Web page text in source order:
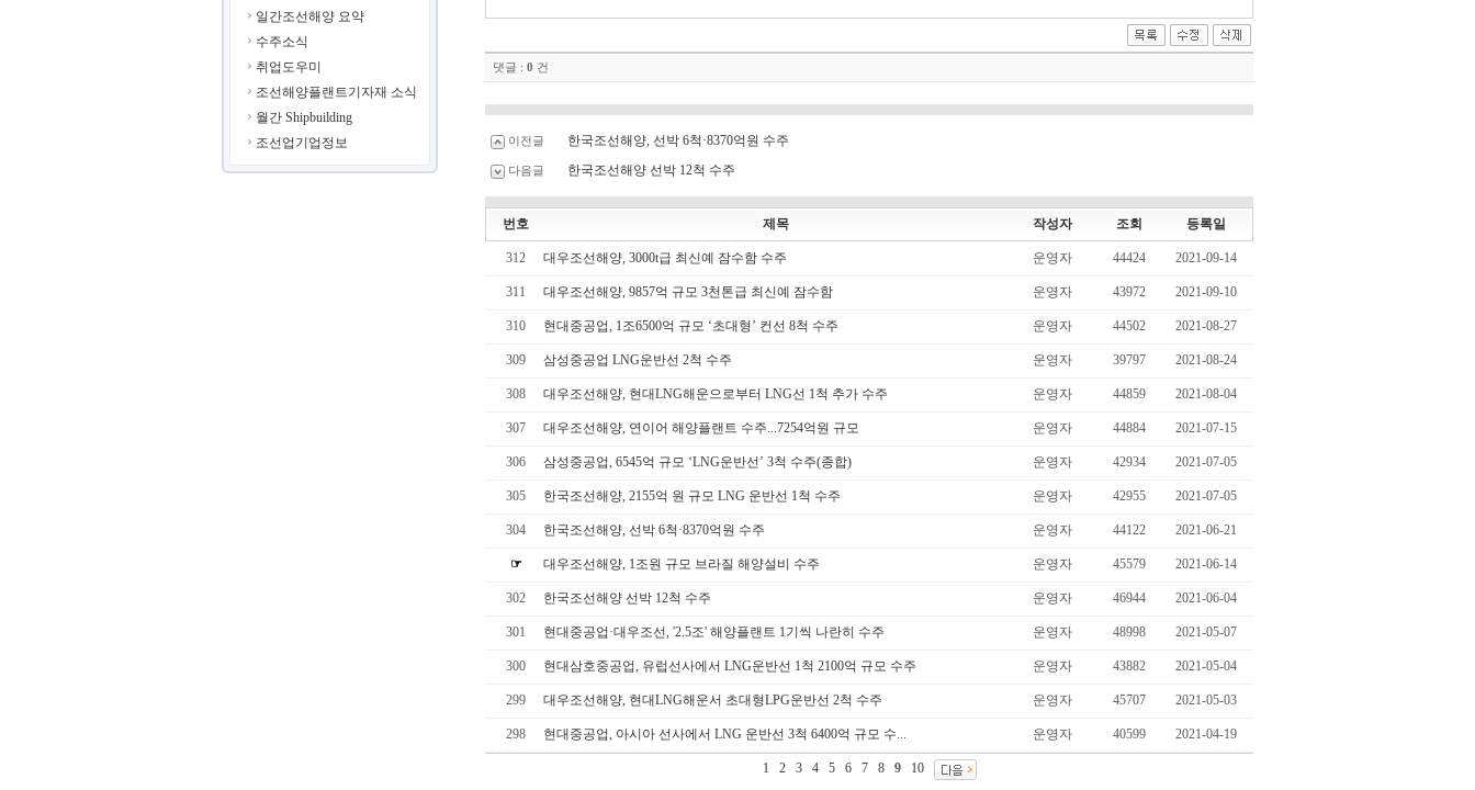
일간조선해양 요약
수주소식
취업도우미
조선해양플랜트기자재 소식
월간 Shipbuilding
조선업기업정보
댓글 : 0 건
이전글 한국조선해양, 선박 6척·8370억원 수주
다음글 한국조선해양 선박 12척 수주
번호 제목 작성자 조회 등록일
312 대우조선해양, 3000t급 최신예 잠수함 수주 운영자 44424 2021-09-14
311 대우조선해양, 9857억 규모 3천톤급 최신예 잠수함 운영자 43972 2021-09-10
310 현대중공업, 1조6500억 규모 ‘초대형’ 컨선 8척 수주 운영자 44502 2021-08-27
309 삼성중공업 LNG운반선 2척 수주 운영자 39797 2021-08-24
308 대우조선해양, 현대LNG해운으로부터 LNG선 1척 추가 수주 운영자 44859 2021-08-04
307 대우조선해양, 연이어 해양플랜트 수주...7254억원 규모 운영자 44884 2021-07-15
306 삼성중공업, 6545억 규모 ‘LNG운반선’ 3척 수주(종합) 운영자 42934 2021-07-05
305 한국조선해양, 2155억 원 규모 LNG 운반선 1척 수주 운영자 42955 2021-07-05
304 한국조선해양, 선박 6척·8370억원 수주 운영자 44122 2021-06-21
☞ 대우조선해양, 1조원 규모 브라질 해양설비 수주 운영자 45579 2021-06-14
302 한국조선해양 선박 12척 수주 운영자 46944 2021-06-04
301 현대중공업·대우조선, '2.5조' 해양플랜트 1기씩 나란히 수주 운영자 48998 2021-05-07
300 현대삼호중공업, 유럽선사에서 LNG운반선 1척 2100억 규모 수주 운영자 43882 2021-05-04
299 대우조선해양, 현대LNG해운서 초대형LPG운반선 2척 수주 운영자 45707 2021-05-03
298 현대중공업, 아시아 선사에서 LNG 운반선 3척 6400억 규모 수... 운영자 40599 2021-04-19
1 2 3 4 5 6 7 8 9 10